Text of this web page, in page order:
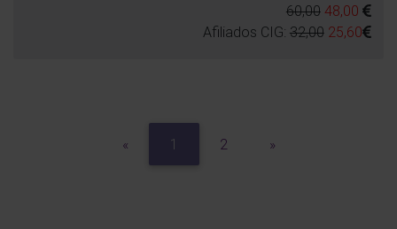
60,00 48,00
Afiliados CIG: 32,00 25,60
«Previous1 2 »Next